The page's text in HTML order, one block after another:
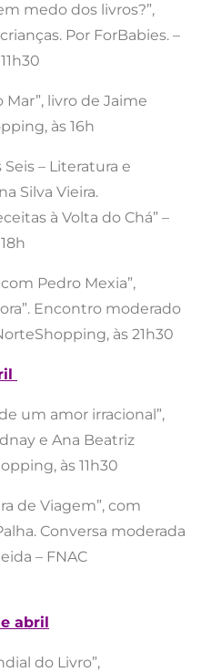
medo dos livros?”,
Por ForBabies. –
Mar”, livro de Jaime
às 16h
Seis – Literatura e
Silva Vieira.
à Volta do Chá” –
Pedro Mexia”,
Encontro moderado
às 21h30
um amor irracional”,
e Ana Beatriz
às 11h30
de Viagem”, com
Conversa moderada
– FNAC
abril
do Livro”,